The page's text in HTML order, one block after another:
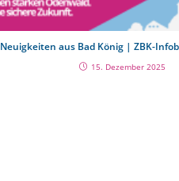
Neuigkeiten aus Bad König | ZBK-
15. Dezember 2025